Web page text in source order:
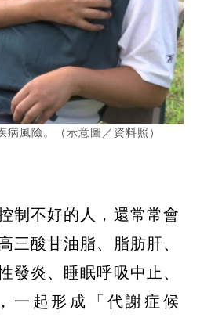
病風險。（示意圖／資料照）
制不好的人，還常常會
三酸甘油脂、脂肪肝、
發炎、睡眠呼吸中止、
一起形成「代謝症候